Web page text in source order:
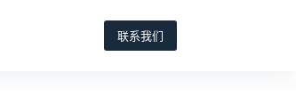
联系我们